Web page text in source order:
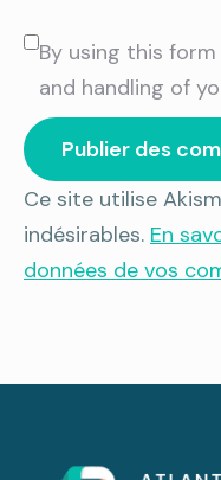
By using this
and handling of
Publier des
Ce site utilise
indésirables. En
données de vos